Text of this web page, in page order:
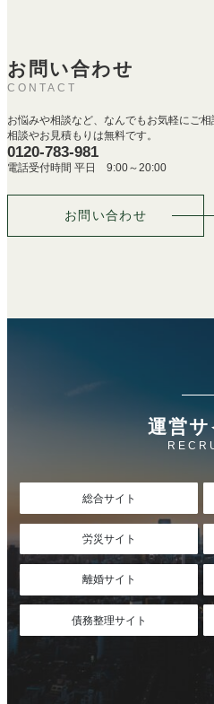
お問い合わせ
CONTACT
お悩みや相談など、なんでもお気軽にご相
相談やお見積もりは無料です。
0120-783-981
電話受付時間 平日 9:00～20:00
お問い合わせ
運営サ
総合サイト
労災サイト
離婚サイト
債務整理サイト